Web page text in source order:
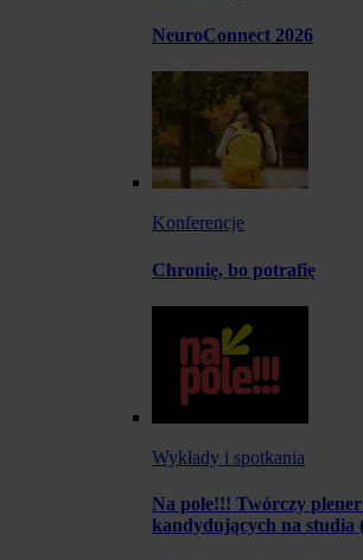
NeuroConnect 2026
Konferencje
Chronię, bo potrafię
Wykłady i spotkania
Na pole!!! Twórczy plener
kandydujących na studia